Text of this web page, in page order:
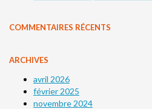
COMMENTAIRES RÉCENTS
ARCHIVES
avril 2026
février 2025
novembre 2024